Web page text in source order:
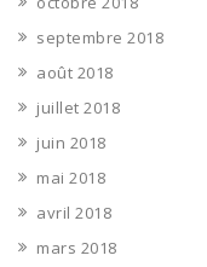
septembre 2018
août 2018
juillet 2018
juin 2018
mai 2018
avril 2018
mars 2018